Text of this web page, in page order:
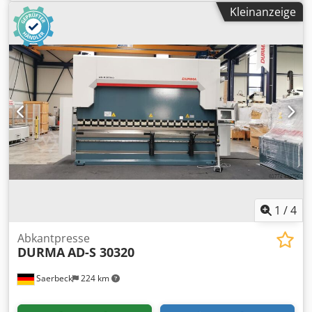
mm Festigkeit: ca. 55 – 70 daN/mm² Wickelgeschwindigkeit:
V=7 m/s, angepasst an die Ziehmaschine Füllgewicht: ca.
3000 kg Abspul-Antriebsmotor: Drehstrommotor mit
Außenlüfter Typ: 1 PQ 6253 – 6 AA 70- Z A 15 + K 20 + C 14
+ H 46 P=37 kW, n=1000-2000 U/min, IP54, Ausführung B3
Lageantriebsmotor: 66-671U, 1,5 kW, 170 V, 9,8 A, 1680
U/min, IP 44, B5-200 Mit angebautem Tachogenerator TG
20, 20 V / 1000 U/min Mit angebautem Stirnradgetriebe SK
32, i=57,53, Ausführung B6 Hydraulik: Hydraulikbagger
Typ: H13 AK Pneumatik: Twiflex Scheibenbremse Typ: MRB
Pneumatikzylinder Typ: SPWG 28032-25mm Hub
Abmessungen: 3100 x 3000 x 1700 mm (L x B x H) ohne
Plattenduchmesser 700mm Hoehe waagrecht min. 0,6m,
max. 1,2m Hoehe gekippt min. 0,40m, max. 1,0m
Geschwindigkeit von 0,11 - 1,25 U/min Gewicht 750 Kg
Neigung bis 135° Hand und Fussfernbedienung mit
Geschwindigkeitsanzeige sehr robust
Kleinanzeige
1 /4
Saerbeck 224 km
Abkantpresse
DURMAAD-S 30320